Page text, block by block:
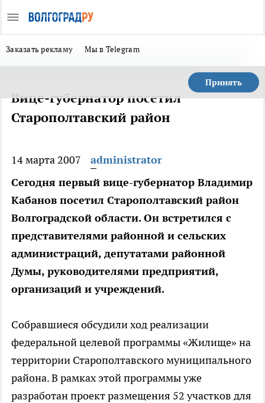
Заказать рекламу Мы в Telegram
Принять
Вице-губернатор посетил
Старополтавский район
14 марта 2007
administrator
Сегодня первый вице-губернатор Владимир
Кабанов посетил Старополтавский район
Волгоградской области. Он встретился с
представителями районной и сельских
администраций, депутатами районной
Думы, руководителями предприятий,
организаций и учреждений.
Собравшиеся обсудили ход реализации
федеральной целевой программы «Жилище» на
территории Старополтавского муниципального
района. В рамках этой программы уже
разработан проект размещения 52 участков для